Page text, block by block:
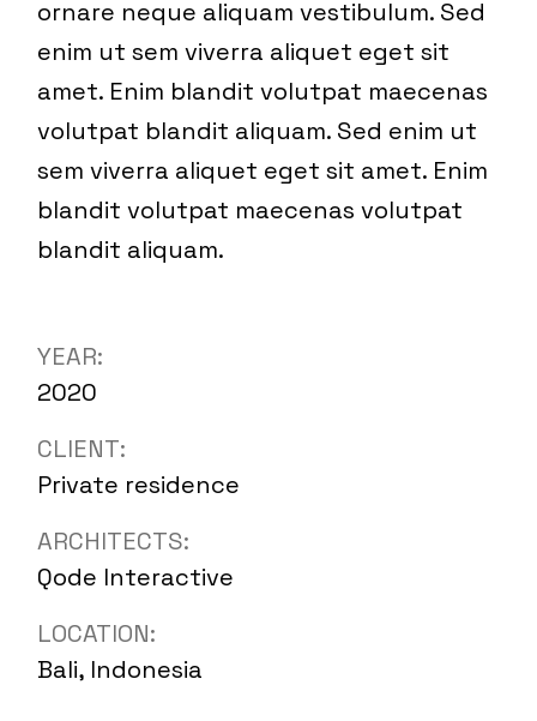
ornare neque aliquam vestibulum. Sed
enim ut sem viverra aliquet eget sit
amet. Enim blandit volutpat maecenas
volutpat blandit aliquam. Sed enim ut
sem viverra aliquet eget sit amet. Enim
blandit volutpat maecenas volutpat
blandit aliquam.
YEAR:
2020
CLIENT:
Private residence
ARCHITECTS:
Qode Interactive
LOCATION:
Bali, Indonesia